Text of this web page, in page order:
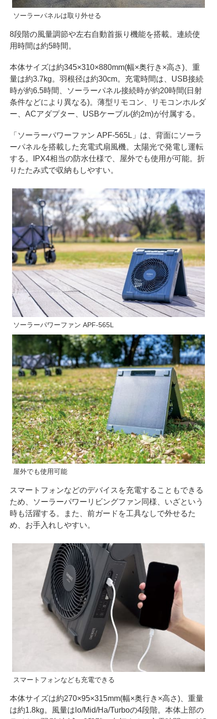
ソーラーパネルは取り外せる
8段階の風量調節や左右自動首振り機能を搭載。連続使
用時間は約5時間。
本体サイズは約345×310×880mm(幅×奥行き×高さ)、重
量は約3.7kg。羽根径は約30cm。充電時間は、USB接続
時が約6.5時間、ソーラーパネル接続時が約20時間(日射
条件などにより異なる)。薄型リモコン、リモコンホルダ
ー、ACアダプター、USBケーブル(約2m)が付属する。
「ソーラーパワーファン APF-565L」は、背面にソーラ
ーパネルを搭載した充電式扇風機。太陽光で発電し運転
する。IPX4相当の防水仕様で、屋外でも使用が可能。折
りたたみ式で収納もしやすい。
ソーラーパワーファン APF-565L
屋外でも使用可能
スマートフォンなどのデバイスを充電することもできる
ため、ソーラーパワーリビングファン同様、いざという
時も活躍する。また、前ガードを工具なしで外せるた
め、お手入れしやすい。
スマートフォンなども充電できる
本体サイズは約270×95×315mm(幅×奥行き×高さ)、重量
は約1.8kg。風量はlo/Mid/Ha/Turboの4段階。本体上部の